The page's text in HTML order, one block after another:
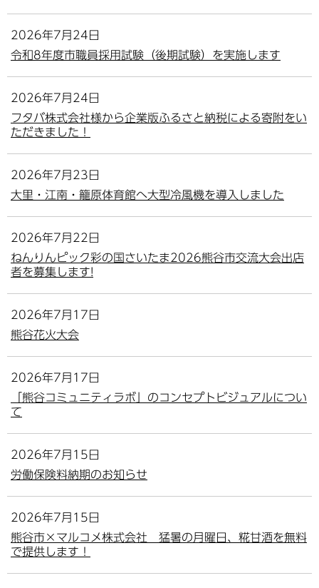
2026年7月24日
令和8年度市職員採用試験（後期試験）を実施します
2026年7月24日
フタバ株式会社様から企業版ふるさと納税による寄附をい
ただきました！
2026年7月23日
大里・江南・籠原体育館へ大型冷風機を導入しました
2026年7月22日
ねんりんピック彩の国さいたま2026熊谷市交流大会出店
者を募集します!
2026年7月17日
熊谷花火大会
2026年7月17日
「熊谷コミュニティラボ」のコンセプトビジュアルについ
て
2026年7月15日
労働保険料納期のお知らせ
2026年7月15日
熊谷市×マルコメ株式会社 猛暑の月曜日、糀甘酒を無料
で提供します！